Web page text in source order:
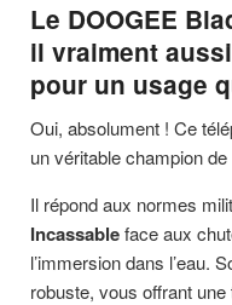
Le DOOGEE
il vraiment
pour un usage
Oui, absolument ! Ce
un véritable champion
Il répond aux normes
Incassableface aux
l’immersion dans l’eau.
robuste, vous offrant